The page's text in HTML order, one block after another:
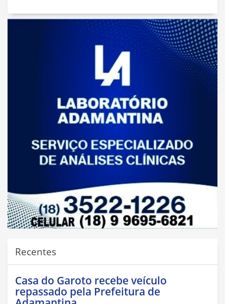
Recentes
Casa do Garoto recebe veículo
repassado pela Prefeitura de